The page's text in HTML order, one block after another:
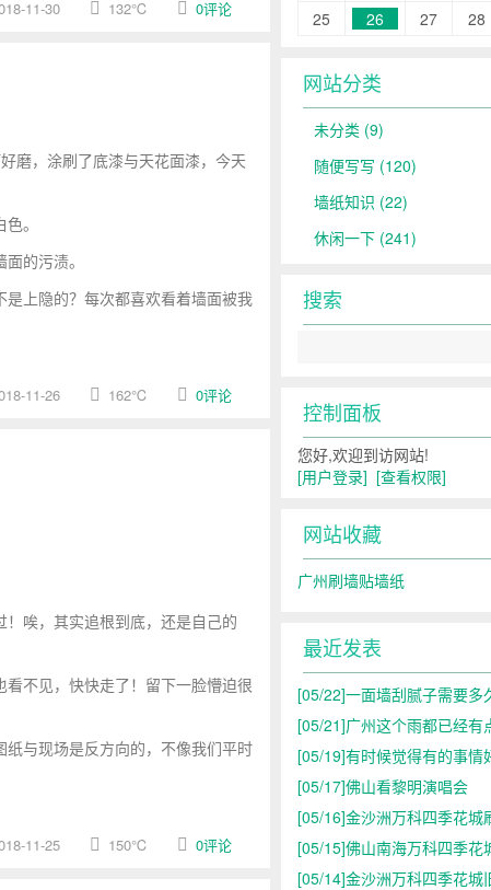
11-30 132℃ 0评论
磨，涂刷了底漆与天花面漆，今天
。
的污渍。
上隐的？每次都喜欢看着墙面被我
11-26 162℃ 0评论
唉，其实追根到底，还是自己的
不见，快快走了！留下一脸懵迫很
与现场是反方向的，不像我们平时
11-25 150℃ 0评论
25
26 27 28
网站分类
未分类 (9)
随便写写 (120)
墙纸知识 (22)
休闲一下 (241)
搜索
控制面板
您好,欢迎到访网站!
[用户登录] [查看权限]
网站收藏
广州刷墙贴墙纸
最近发表
[05/22]一面墙刮腻子需要多
[05/21]广州这个雨都已经有
[05/19]有时候觉得有的事情
[05/17]佛山看黎明演唱会
[05/16]金沙洲万科四季花城刷墙
[05/15]佛山南海万科四季花
[05/14]金沙洲万科四季花城旧